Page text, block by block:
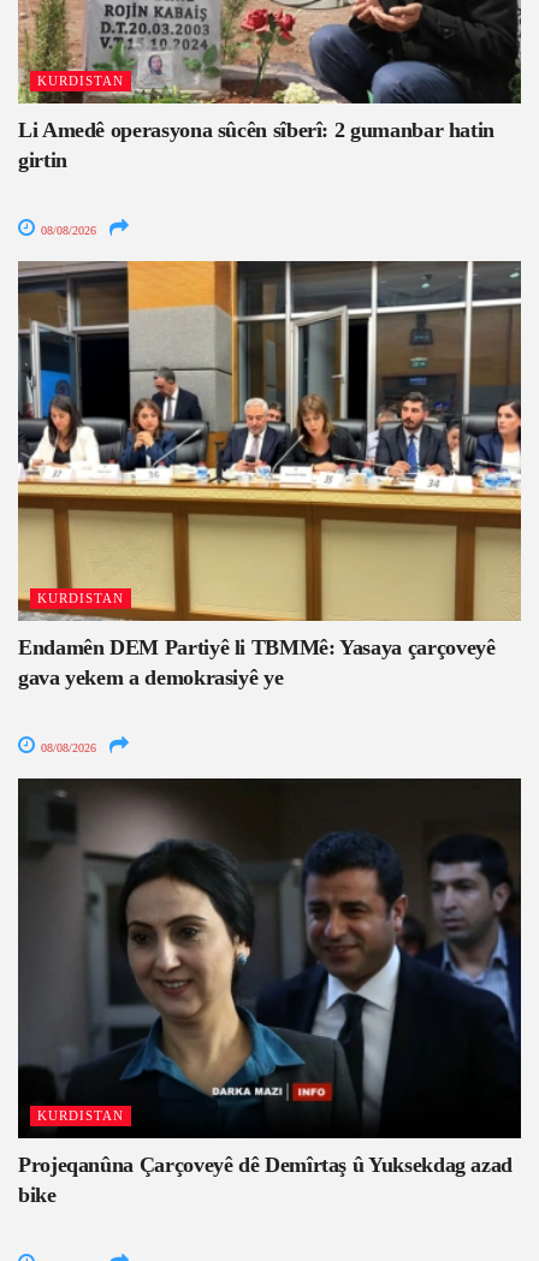
KURDISTAN
Li Amedê operasyona sûcên sîberî: 2 gumanbar hatin
girtin
08/08/2026
KURDISTAN
Endamên DEM Partiyê li TBMMê: Yasaya çarçoveyê
gava yekem a demokrasiyê ye
08/08/2026
KURDISTAN
Projeqanûna Çarçoveyê dê Demîrtaş û Yuksekdag azad
bike